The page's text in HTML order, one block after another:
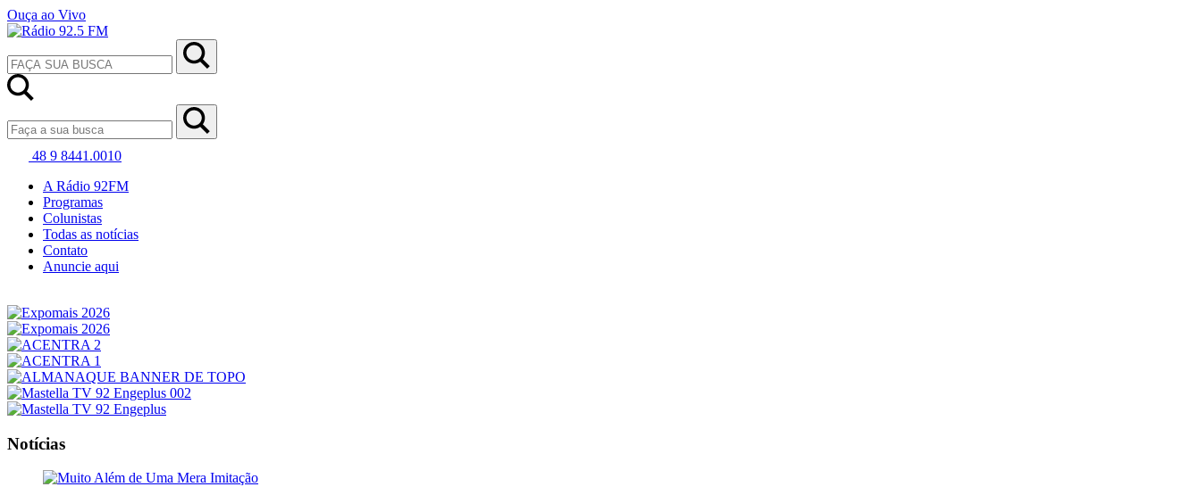
Ouça ao Vivo
48 9 8441.0010
A Rádio 92FM
Programas
Colunistas
Todas as notícias
Contato
Anuncie aqui
Notícias